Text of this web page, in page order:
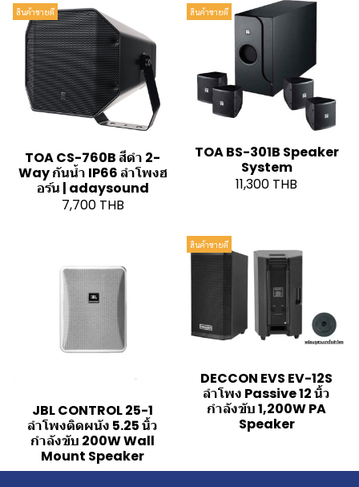
สินค้าขายดี
TOA CS-760B สีดำ 2-
Way กันน้ำ IP66 ลำโพงฮ
อร์น | adaysound
7,700 THB
สินค้าขายดี
TOA BS-301B Speaker
System
11,300 THB
JBL CONTROL 25-1
ลำโพงติดผนัง 5.25 นิ้ว
กำลังขับ 200W Wall
Mount Speaker
สินค้าขายดี
DECCON EVS EV-12S
ลำโพง Passive 12 นิ้ว
กำลังขับ 1,200W PA
Speaker